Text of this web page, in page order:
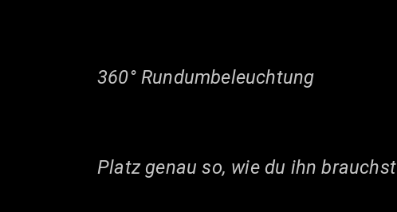
360° Rundumbeleuchtung
Platz genau so, wie du ihn brauchst